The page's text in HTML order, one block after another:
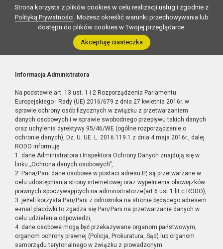
Strona korzysta z plików cookies w celu realizacji usług i zgodnie z
Polityką Prywatności. Możesz określić warunki przechowywania lub
dostępu do plików cookies w Twojej przeglądarce.
Akceptuję ciasteczka
Informacja Administratora
Na podstawie art. 13 ust. 1 i 2 Rozporządzenia Parlamentu
Europejskiego i Rady (UE) 2016/679 z dnia 27 kwietnia 2016r. w
sprawie ochrony osób fizycznych w związku z przetwarzaniem
danych osobowych i w sprawie swobodnego przepływu takich danych
oraz uchylenia dyrektywy 95/46/WE (ogólne rozporządzenie o
ochronie danych), Dz. U. UE. L. 2016.119.1 z dnia 4 maja 2016r., dalej
RODO informuję:
1. dane Administratora i Inspektora Ochrony Danych znajdują się w
linku „Ochrona danych osobowych”,
2. Pana/Pani dane osobowe w postaci adresu IP, są przetwarzane w
celu udostępniania strony internetowej oraz wypełnienia obowiązków
prawnych spoczywających na administratorze(art.6 ust.1 lit.c RODO),
3. jeżeli korzysta Pan/Pani z odnośnika na stronie będącego adresem
e-mail placówki to zgadza się Pan/Pani na przetwarzanie danych w
celu udzielenia odpowiedzi,
4. dane osobowe mogą być przekazywane organom państwowym,
organom ochrony prawnej (Policja, Prokuratura, Sąd) lub organom
samorządu terytorialnego w związku z prowadzonym